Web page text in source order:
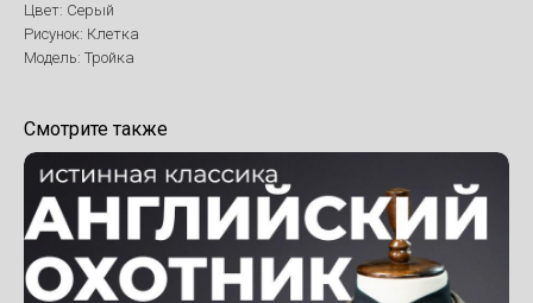
Цвет: Серый
Рисунок: Клетка
Модель: Тройка
Смотрите также